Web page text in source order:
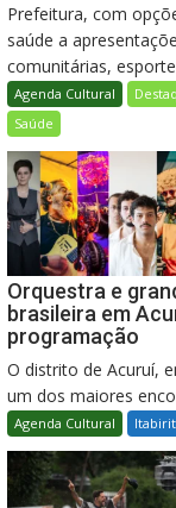
Prefeitura, com
saúde a
comunitárias,
Agenda Cultural
Saúde
Orquestra e
brasileira em
programação
O distrito de Acuruí,
um dos maiores
Agenda Cultural